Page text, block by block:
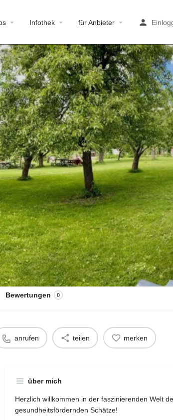
Infothek für Anbieter
Bewertungen 0
anrufen teilen merken
über mich
Herzlich willkommen in der faszinierenden Welt
gesundheitsfördernden Schätze!